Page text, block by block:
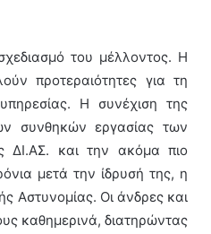
του μέλλοντος. Η
προτεραιότητες για τη
Η συνέχιση της
συνθηκών εργασίας των
ΔΙ.ΑΣ. και την ακόμα πιο
μετά την ίδρυσή της, η
Αστυνομίας. Οι άνδρες και
καθημερινά, διατηρώντας